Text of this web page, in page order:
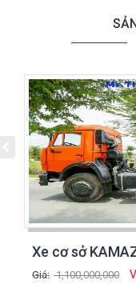
Xe cơ sở
Giá: 1,100,000,000